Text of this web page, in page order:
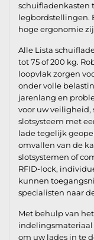
schuifladenkasten
legbordstellingen.
hoge ergonomie
Alle Lista
tot 75 of 200 kg.
loopvlak zorgen
onder volle
jarenlang en
voor uw veiligheid,
slotsysteem met
lade tegelijk
omvallen van de
slotsystemen of
RFID-lock,
kunnen
specialisten naar
Met behulp van
om uw lades in te